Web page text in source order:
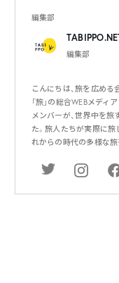
編集部
編集部
こんにちは、旅を広め
「旅」の総合WEBメデ
メンバーが、世界中を
た。旅人たちが実際に旅
れからの時代の多様な旅